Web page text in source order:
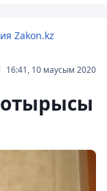
Zakon.kz
16:41, 10 маусым 2020
отырысы